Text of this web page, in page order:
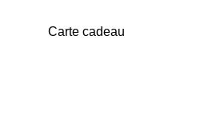
Carte cadeau